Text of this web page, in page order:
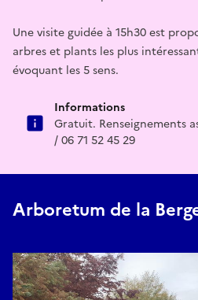
Une visite guidée à 15h30 est
arbres et plants les plus
évoquant les 5 sens.
Informations
Gratuit. Renseignements
/ 06 71 52 45 29
Arboretum de la